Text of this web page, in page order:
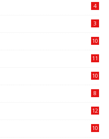
4
3
10
11
10
8
12
10